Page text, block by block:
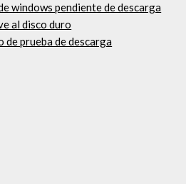
windows pendiente de descarga
al disco duro
prueba de descarga